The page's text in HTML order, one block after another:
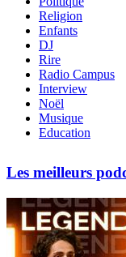
Religion
Enfants
DJ
Rire
Radio Campus
Interview
Noël
Musique
Education
Les meilleurs